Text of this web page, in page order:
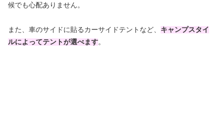
候でも心配ありません。
また、車のサイドに貼るカーサイドテントなど、 キャンプスタイ
ルによってテントが選べます。